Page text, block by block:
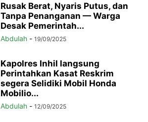
Rusak Berat, Nyaris Putus, dan
Tanpa Penanganan — Warga
Desak Pemerintah...
Abdulah - 19/09/2025
Kapolres Inhil langsung
Perintahkan Kasat Reskrim
segera Selidiki Mobil Honda
Mobilio...
Abdulah - 12/09/2025